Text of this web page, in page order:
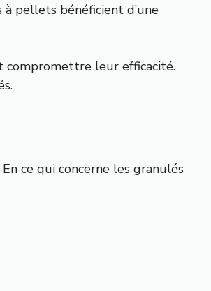
pellets bénéficient d’une
compromettre leur efficacité.
ce qui concerne les granulés